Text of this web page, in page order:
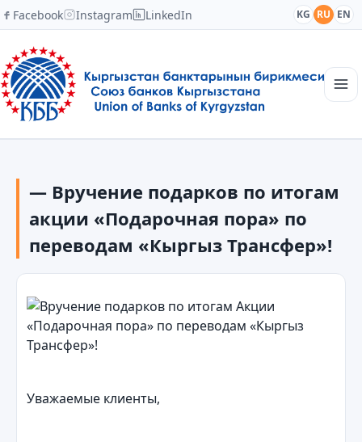
Facebook Instagram LinkedIn KG RU EN
Новости
Академия
Члены и партнеры
Сотрудничество
Контакты
— Вручение подарков по итогам
акции «Подарочная пора» по
переводам «Кыргыз Трансфер»!
Уважаемые клиенты,